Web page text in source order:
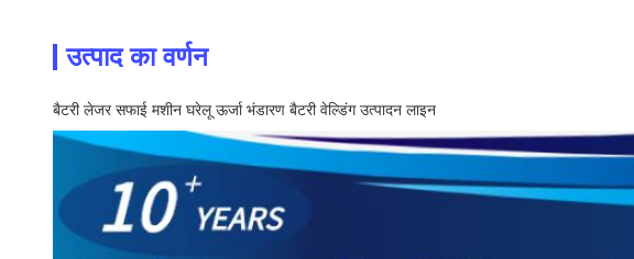
उत्पाद का वर्णन
बैटरी लेजर सफाई मशीन घरेलू ऊर्जा भंडारण बैटरी वेल्डिंग उत्पादन लाइन